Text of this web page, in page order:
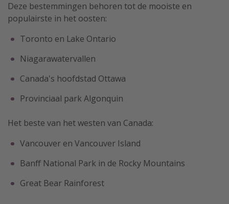
Deze bestemmingen behoren tot de mooiste en
populairste in het oosten:
Toronto en Lake Ontario
Niagarawatervallen
Canada's hoofdstad Ottawa
Provinciaal park Algonquin
Het beste van het westen van Canada:
Vancouver en Vancouver Island
Banff National Park in de Rocky Mountains
Great Bear Rainforest